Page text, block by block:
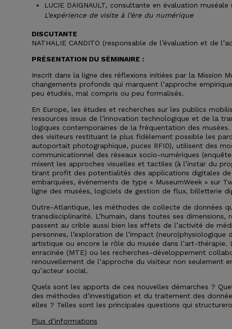
LUCIE DAIGNAULT, consultante en évaluation muséale
L’expérience de visite à l’ère du numérique
DISCUTANTE
NATHALIE CANDITO (responsable de l’évaluation et de
PRÉSENTATION DU SÉMINAIRE :
Inscrit dans la ligne des réflexions initiées par la Mission
changements profonds qui marquent l’approche
peu étudiés, mal compris ou peu formalisés.
En Europe, les études et recherches sur les publics
ressources issus de l’innovation technologique et de la
logiques contemporaines de la fréquentation des
des visiteurs restituant le plus fidèlement possible les
autoportait photographique, puces RFID), utilisent des
communicationnel des réseaux socio-numériques
mixent les approches visuelles et tactiles (à l’instar du
tirant profit des potentialités des applications digitales
embarquées, événements de type « MuseumWeek » sur
ligne des musées, logiciels de gestion de flux, billetterie
Outre-Atlantique, les méthodes de collecte de données
transdisciplinarité. L’humain, dans toutes ses
passent au crible aussi bien les effets de l’activité de
personnes, l’exploration de l’impact
artistique ou encore le rôle du musée dans l’art-
enracinée (MTE) ou les recherches-développement
renouvellement de l’approche du visiteur non seulement
qu’acteur social.
Quels sont les apports de ces nouvelles démarches ?
des méthodes d’investigation et du traitement des
elles ? Telles sont les principales questions qui
Plus d’informations